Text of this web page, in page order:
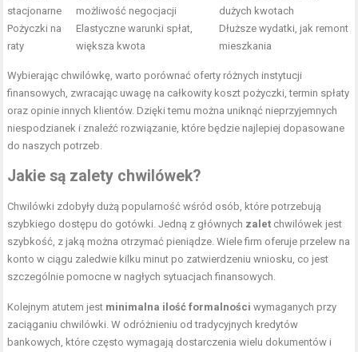
stacjonarne
możliwość negocjacji
dużych kwotach
Pożyczki na
raty
Elastyczne warunki spłat,
większa kwota
Dłuższe wydatki, jak remont
mieszkania
Wybierając chwilówkę, warto porównać oferty różnych instytucji
finansowych, zwracając uwagę na całkowity koszt pożyczki, termin spłaty
oraz opinie innych klientów. Dzięki temu można uniknąć nieprzyjemnych
niespodzianek i znaleźć rozwiązanie, które będzie najlepiej dopasowane
do naszych potrzeb.
Jakie są zalety chwilówek?
Chwilówki zdobyły dużą popularność wśród osób, które potrzebują
szybkiego dostępu do gotówki. Jedną z głównych zalet chwilówek jest
szybkość, z jaką można otrzymać pieniądze. Wiele firm oferuje przelew na
konto w ciągu zaledwie kilku minut po zatwierdzeniu wniosku, co jest
szczególnie pomocne w nagłych sytuacjach finansowych.
Kolejnym atutem jest minimalna ilość formalności wymaganych przy
zaciąganiu chwilówki. W odróżnieniu od tradycyjnych kredytów
bankowych, które często wymagają dostarczenia wielu dokumentów i